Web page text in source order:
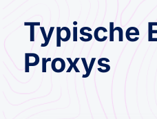
Typische
Proxys